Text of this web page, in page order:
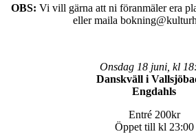
OBS: Vi vill gärna att ni föranmäler era
eller maila
Onsdag 18 juni, kl
Danskväll i
Engdahls
Entré 200kr
Öppet till kl 23:00